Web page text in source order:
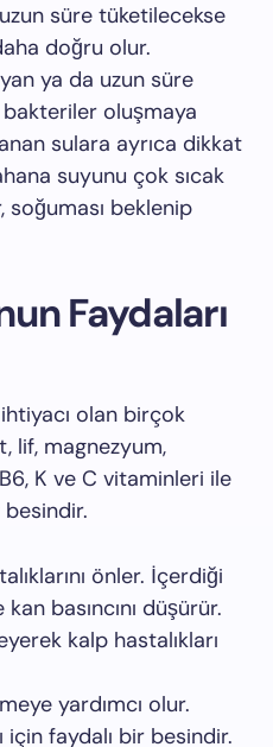
süre tüketilecekse
doğru olur.
ya da uzun süre
oluşmaya
sulara ayrıca dikkat
suyunu çok sıcak
beklenip
Faydaları
olan birçok
lif, magnezyum,
K ve C vitaminleri ile
önler. İçerdiği
basıncını düşürür.
kalp hastalıkları
yardımcı olur.
için faydalı bir besindir.